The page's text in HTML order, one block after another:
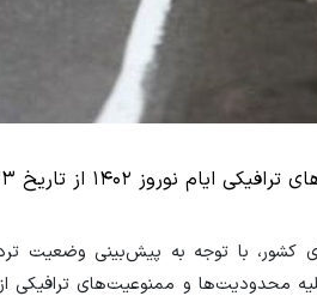
۱۴۰۱ تا روز ۱۵ فروردین ۱۴۰۲ را اعلام کرد.